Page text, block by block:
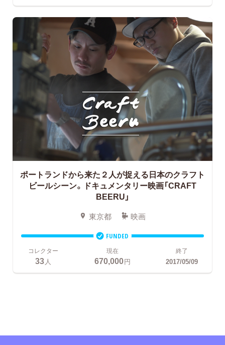
ポートランドから来た２人が捉える日本のクラフト
ビールシーン。ドキュメンタリー映画「CRAFT
BEERU」
東京都 映画
FUNDED
コレクター
33人
現在
670,000円
終了
2017/05/09